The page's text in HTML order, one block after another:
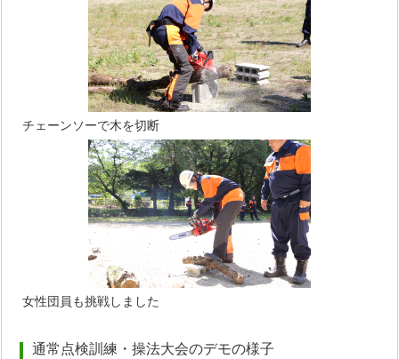
チェーンソーで木を切断
女性団員も挑戦しました
通常点検訓練・操法大会のデモの様子